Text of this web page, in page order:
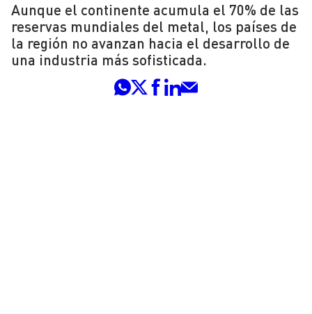
Aunque el continente acumula el 70% de las
reservas mundiales del metal, los países de
la región no avanzan hacia el desarrollo de
una industria más sofisticada.